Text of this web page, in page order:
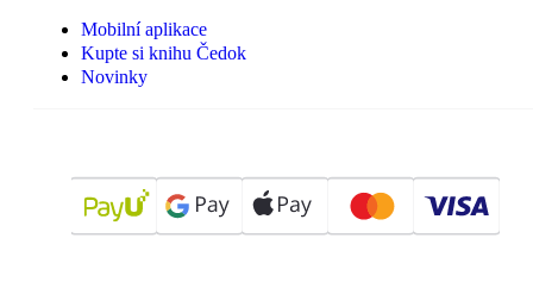
Mobilní aplikace
Kupte si knihu Čedok
Novinky